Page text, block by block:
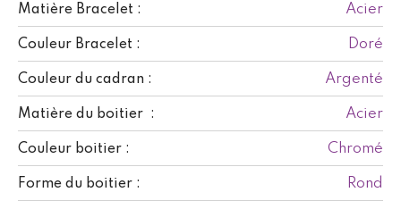
Matière Bracelet : Acier
Couleur Bracelet : Doré
Couleur du cadran : Argenté
Matière du boitier : Acier
Couleur boitier : Chromé
Forme du boitier : Rond